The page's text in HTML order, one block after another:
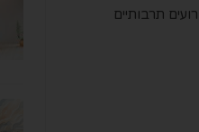
תרבותיים